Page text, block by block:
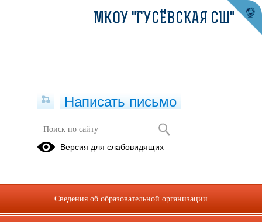
ОБРАЩЕНИЯ ГРАЖДАН
МКОУ "ГУСЁВСКАЯ СШ"
Написать письмо
Версия для слабовидящих
Сведения об образовательной организации